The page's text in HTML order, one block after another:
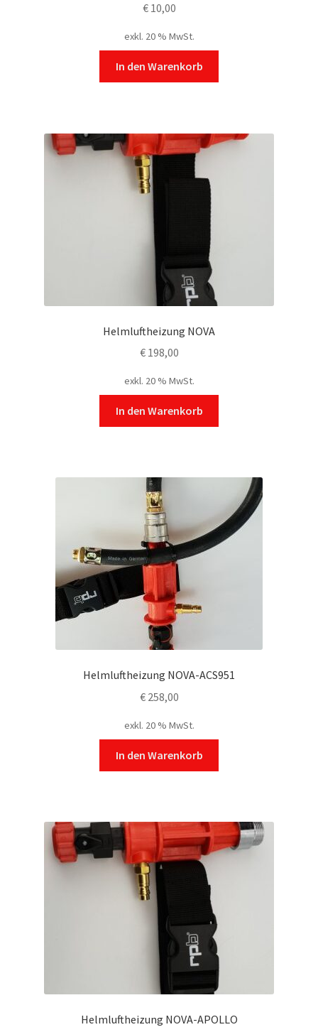
€10,00
exkl. 20 % MwSt.
In den Warenkorb
Helmluftheizung NOVA
€198,00
exkl. 20 % MwSt.
In den Warenkorb
Helmluftheizung NOVA-ACS951
€258,00
exkl. 20 % MwSt.
In den Warenkorb
Helmluftheizung NOVA-APOLLO